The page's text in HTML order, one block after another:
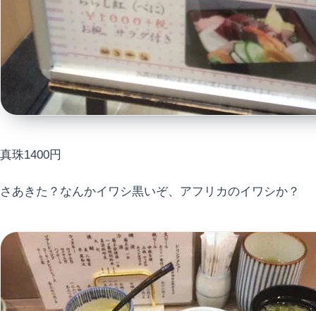
真珠1400円
さあきた？なんかイワシ黒いぞ、アフリカのイワシか？